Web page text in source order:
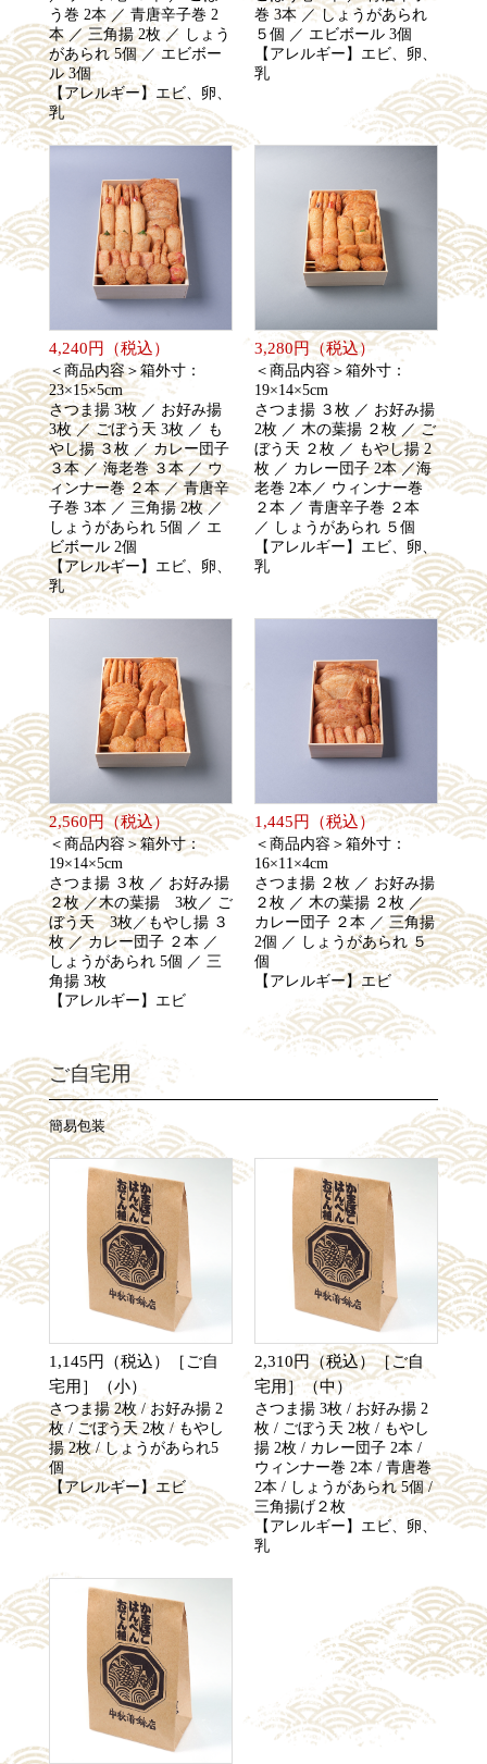
う巻 2本 ／ 青唐辛子巻 2
本 ／ 三角揚 2枚 ／ しょう
があられ 5個 ／ エビボー
ル 3個
【アレルギー】エビ、卵、
乳
巻 3本 ／ しょうがあられ
５個 ／ エビボール 3個
【アレルギー】エビ、卵、
乳
4,240円（税込）
＜商品内容＞箱外寸：
23×15×5cm
さつま揚 3枚 ／ お好み揚
3枚 ／ ごぼう天 3枚 ／ も
やし揚 ３枚 ／ カレー団子
３本 ／ 海老巻 ３本 ／ ウ
ィンナー巻 ２本 ／ 青唐辛
子巻 3本 ／ 三角揚 2枚 ／
しょうがあられ 5個 ／ エ
ビボール 2個
【アレルギー】エビ、卵、
乳
3,280円（税込）
＜商品内容＞箱外寸：
19×14×5cm
さつま揚 ３枚 ／ お好み揚
2枚 ／ 木の葉揚 ２枚 ／ ご
ぼう天 ２枚 ／ もやし揚 2
枚 ／ カレー団子 2本 ／海
老巻 2本／ ウィンナー巻
２本 ／ 青唐辛子巻 ２本
／ しょうがあられ ５個
【アレルギー】エビ、卵、
乳
2,560円（税込）
＜商品内容＞箱外寸：
19×14×5cm
さつま揚 ３枚 ／ お好み揚
２枚 ／木の葉揚 3枚／ ご
ぼう天 3枚／もやし揚 ３
枚 ／ カレー団子 ２本 ／
しょうがあられ 5個 ／ 三
角揚 3枚
【アレルギー】エビ
1,445円（税込）
＜商品内容＞箱外寸：
16×11×4cm
さつま揚 ２枚 ／ お好み揚
２枚 ／ 木の葉揚 ２枚 ／
カレー団子 ２本 ／ 三角揚
2個 ／ しょうがあられ ５
個
【アレルギー】エビ
ご自宅用
簡易包装
1,145円（税込）［ご自
宅用］（小）
さつま揚 2枚 / お好み揚 2
枚 / ごぼう天 2枚 / もやし
揚 2枚 / しょうがあられ5
個
【アレルギー】エビ
2,310円（税込）［ご自
宅用］（中）
さつま揚 3枚 / お好み揚 2
枚 / ごぼう天 2枚 / もやし
揚 2枚 / カレー団子 2本 /
ウィンナー巻 2本 / 青唐巻
2本 / しょうがあられ 5個 /
三角揚げ２枚
【アレルギー】エビ、卵、
乳